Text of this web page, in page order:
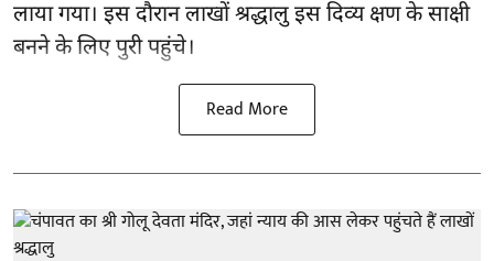
लाया गया। इस दौरान लाखों श्रद्धालु इस दिव्य क्षण के साक्षी
बनने के लिए पुरी पहुंचे।
Read More